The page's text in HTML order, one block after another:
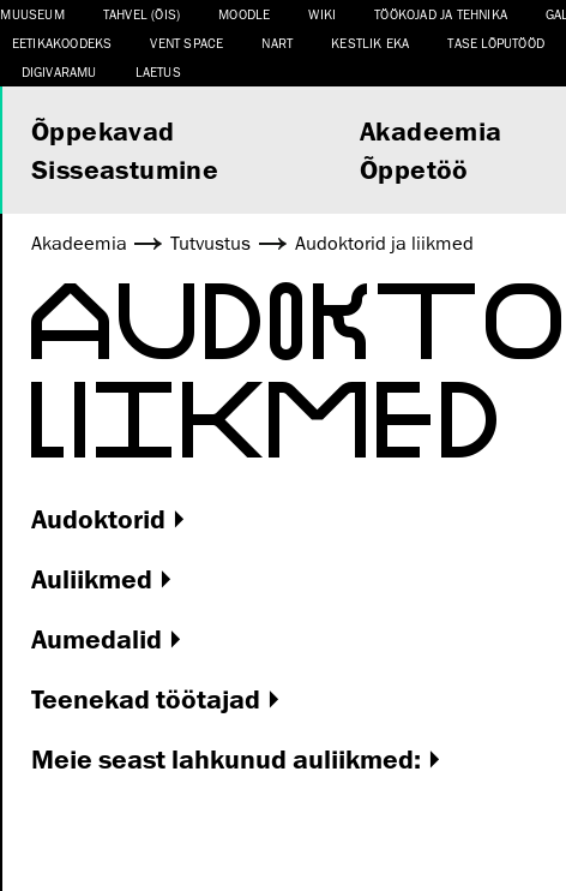
MUUSEUM TAHVEL (ÕIS) MOODLE WIKI TÖÖKOJAD JA TEHNIKA
EETIKAKOODEKS VENT SPACE NART KESTLIK EKA TASE LÕPUTÖÖD
DIGIVARAMU LAETUS
Õppekavad Akadeemia
Sisseastumine
Õppetöö
Akadeemia Tutvustus Audoktorid ja liikmed
LIIKMED
Audoktorid
Auliikmed
Aumedalid
Teenekad töötajad
Meie seast lahkunud auliikmed: